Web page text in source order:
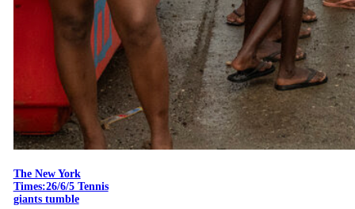
The New York
Times:26/6/5 Tennis
giants tumble